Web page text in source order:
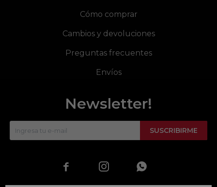
Cómo comprar
Cambios y devoluciones
Preguntas frecuentes
Envíos
Newsletter!
SUSCRIBIRME
  